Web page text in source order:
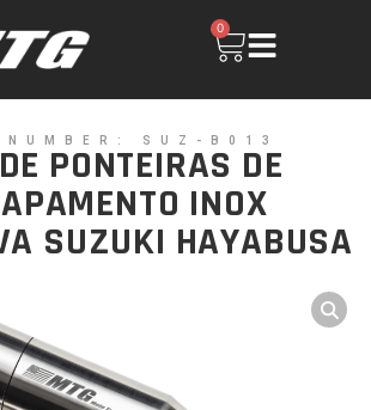
0
NUMBER: SUZ-B013
PONTEIRAS DE
INOX
SUZUKI HAYABUSA